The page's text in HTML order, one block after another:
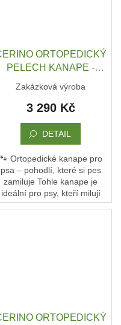
ORTOPEDICKÝ
PELECH KANAPE -
TEXTILNÍ ZÁTĚŽOVÁ
LÁTKA - 142 x 90 x 10 -
ČERNÁ
Zakázková výroba
3 290 Kč
DETAIL
🐾 Ortopedické kanape pro
psa – pohodlí, které si pes
zamiluje Tohle kanape je
ideální pro psy, kteří milují
a oporu. Není to jen
ORTOPEDICKÝ